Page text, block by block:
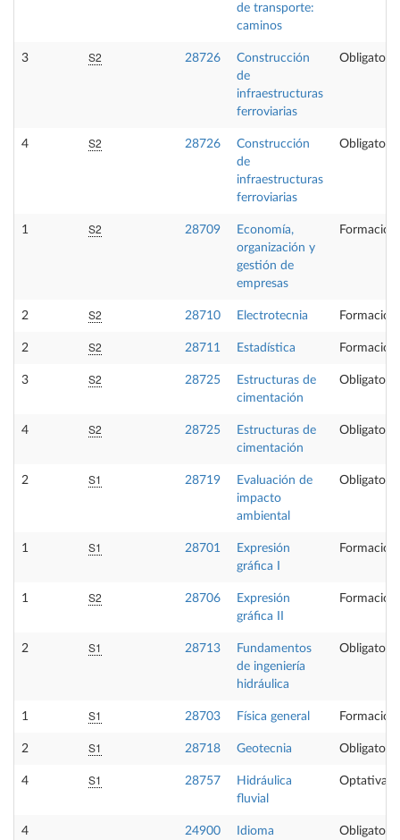
de transporte:
caminos
3 S2 28726
Construcción
de
infraestructuras
ferroviarias
Obligatoria
4 S2 28726
Construcción
de
infraestructuras
ferroviarias
Obligatoria
1 S2 28709
Economía,
organización y
gestión de
empresas
Formación
2 S2 28710 Electrotecnia Formación
2 S2 28711 Estadística Formación
3 S2 28725
Estructuras de
cimentación
Obligatoria
4 S2 28725
Estructuras de
cimentación
Obligatoria
2 S1 28719
Evaluación de
impacto
ambiental
Obligatoria
1 S1 28701
Expresión
gráfica I
Formación
1 S2 28706
Expresión
gráfica II
Formación
2 S1 28713
Fundamentos
de ingeniería
hidráulica
Obligatoria
1 S1 28703 Física general Formación
2 S1 28718 Geotecnia Obligatoria
4 S1 28757
Hidráulica
fluvial
Optativa
4 24900 Idioma Obligatoria